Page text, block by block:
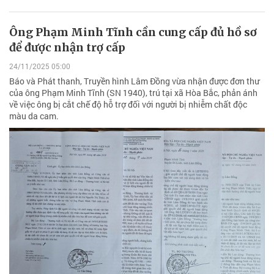
Ông Phạm Minh Tĩnh cần cung cấp đủ hồ sơ
để được nhận trợ cấp
24/11/2025 05:00
Báo và Phát thanh, Truyền hình Lâm Đồng vừa nhận được đơn thư
của ông Phạm Minh Tĩnh (SN 1940), trú tại xã Hòa Bắc, phản ánh
về việc ông bị cắt chế độ hỗ trợ đối với người bị nhiễm chất độc
màu da cam.